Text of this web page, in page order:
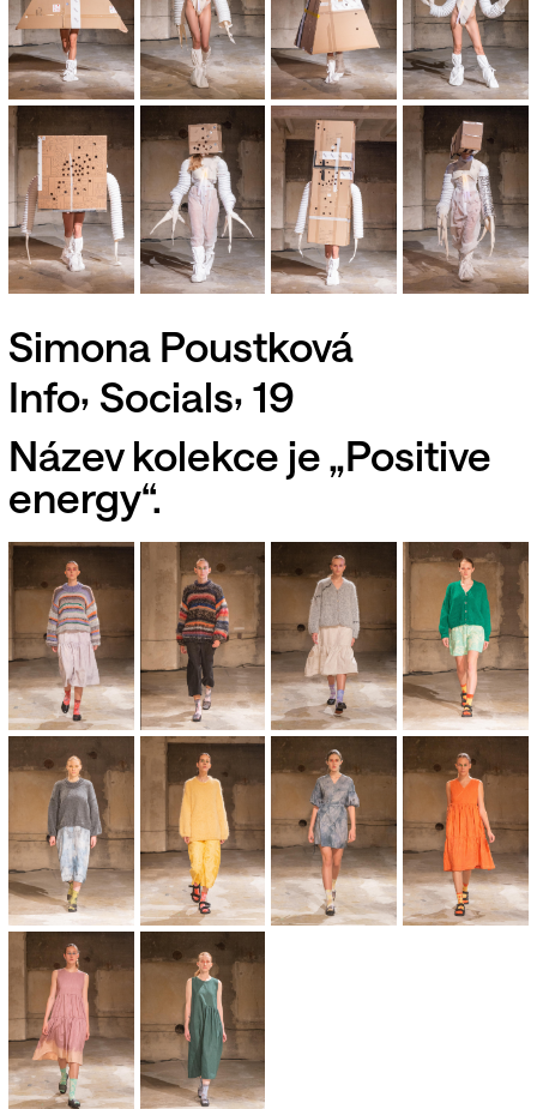
Simona Poustková
Info, Socials, 19
Název kolekce je „Positive
energy“.